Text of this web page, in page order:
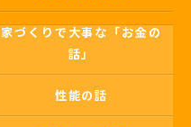
家づくりで大事な「お金の
話」
性能の話